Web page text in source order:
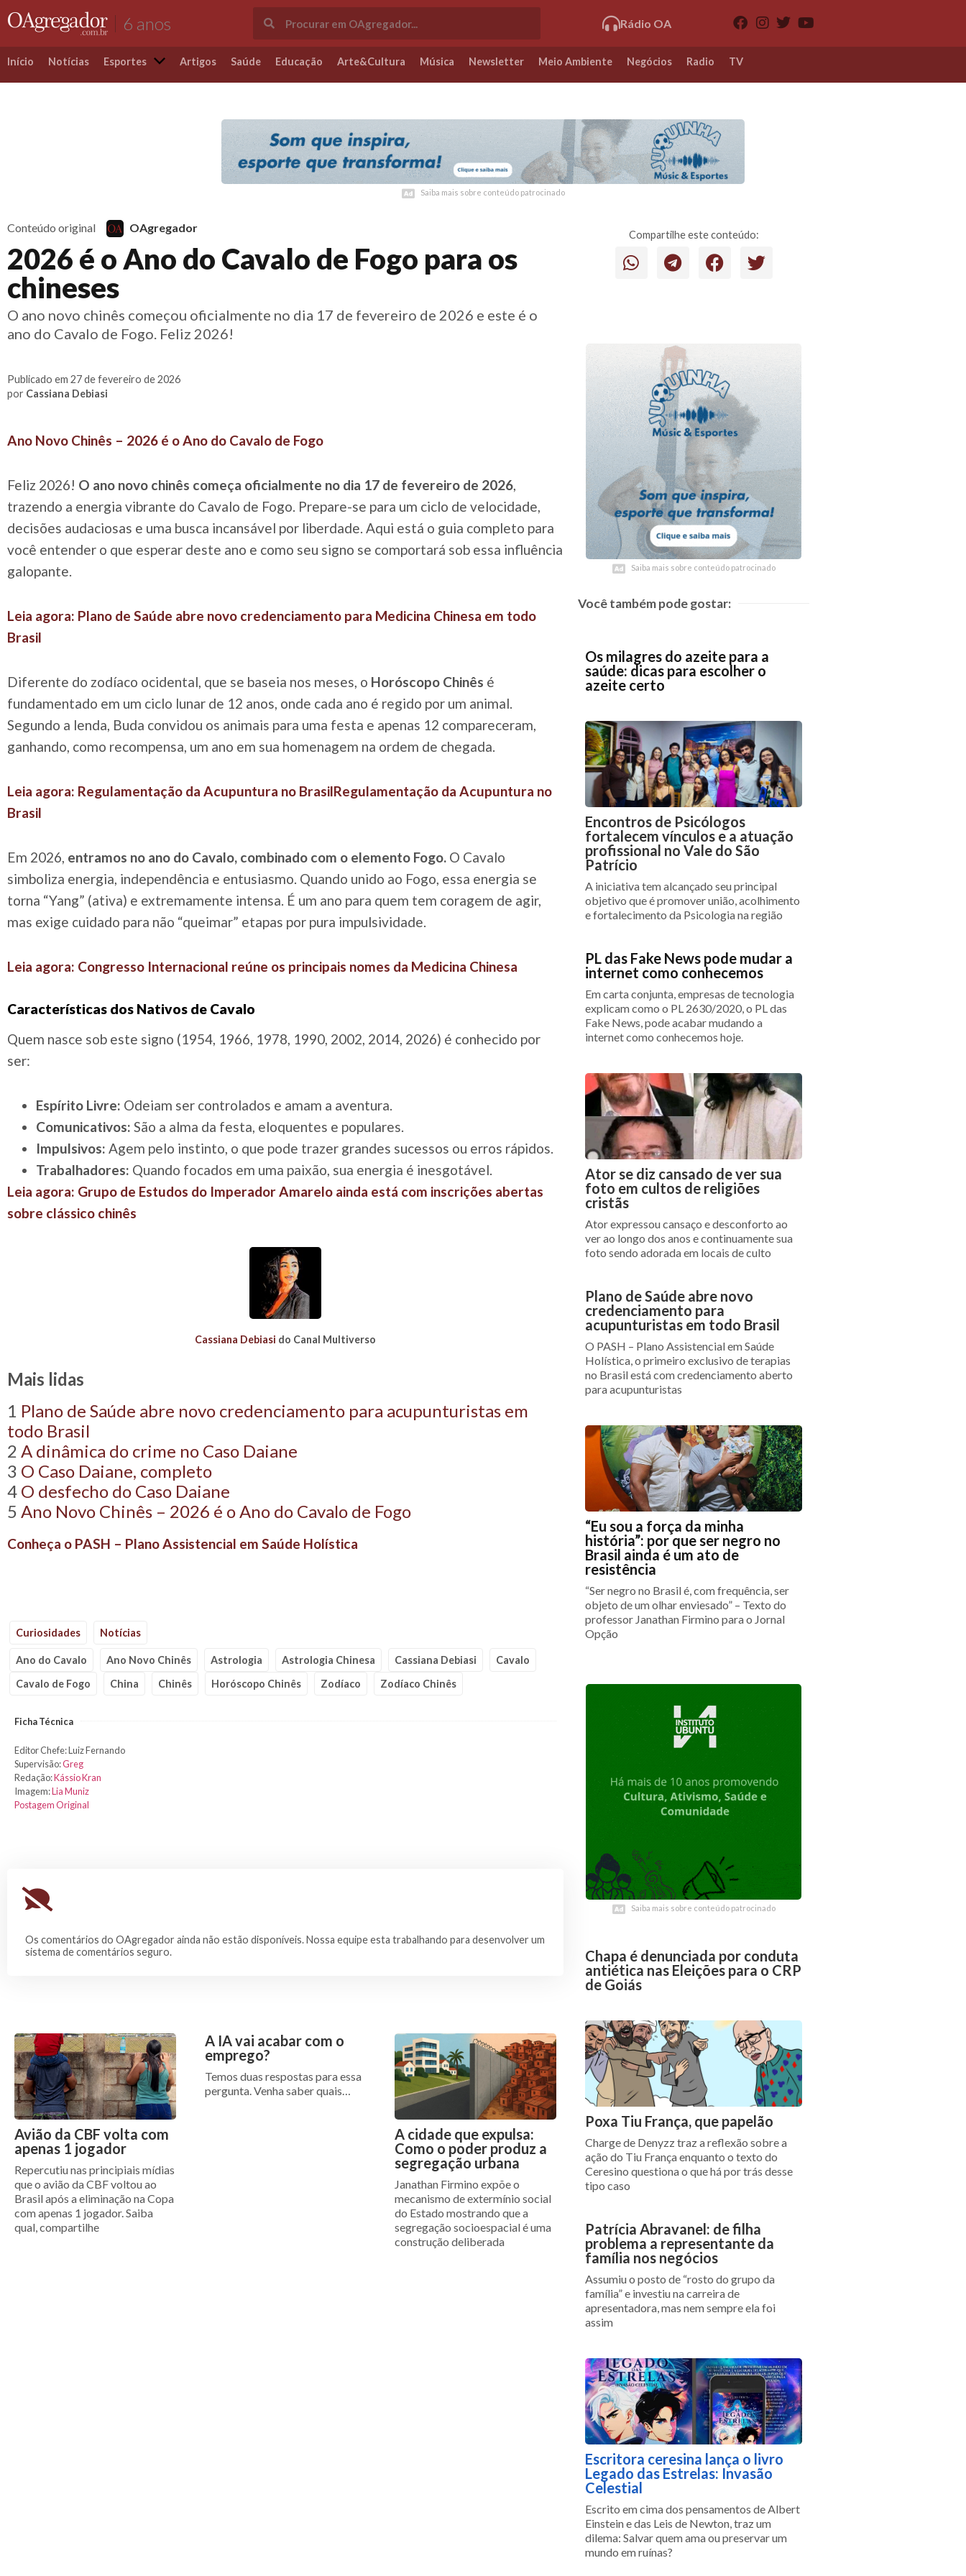
6 anos Rádio OA
Início Notícias Esportes Artigos Saúde Educação Arte&Cultura Música Newsletter Meio Ambiente Negócios Radio TV
Saiba mais sobre conteúdo patrocinado
Saiba mais sobre conteúdo patrocinado
Conteúdo original OAgregador
2026 é o Ano do Cavalo de Fogo para os
chineses
O ano novo chinês começou oficialmente no dia 17 de fevereiro de 2026 e este é o
ano do Cavalo de Fogo. Feliz 2026!
Publicado em 27 de fevereiro de 2026
por Cassiana Debiasi
Ano Novo Chinês – 2026 é o Ano do Cavalo de Fogo
Feliz 2026! O ano novo chinês começa oficialmente no dia 17 de fevereiro de 2026,
trazendo a energia vibrante do Cavalo de Fogo. Prepare-se para um ciclo de velocidade,
decisões audaciosas e uma busca incansável por liberdade. Aqui está o guia completo para
você entender o que esperar deste ano e como seu signo se comportará sob essa influência
galopante.
Leia agora: Plano de Saúde abre novo credenciamento para Medicina Chinesa em todo
Brasil
Diferente do zodíaco ocidental, que se baseia nos meses, o Horóscopo Chinês é
fundamentado em um ciclo lunar de 12 anos, onde cada ano é regido por um animal.
Segundo a lenda, Buda convidou os animais para uma festa e apenas 12 compareceram,
ganhando, como recompensa, um ano em sua homenagem na ordem de chegada.
Leia agora: Regulamentação da Acupuntura no BrasilRegulamentação da Acupuntura no
Brasil
Em 2026, entramos no ano do Cavalo, combinado com o elemento Fogo. O Cavalo
simboliza energia, independência e entusiasmo. Quando unido ao Fogo, essa energia se
torna “Yang” (ativa) e extremamente intensa. É um ano para quem tem coragem de agir,
mas exige cuidado para não “queimar” etapas por pura impulsividade.
Leia agora: Congresso Internacional reúne os principais nomes da Medicina Chinesa
Características dos Nativos de Cavalo
Quem nasce sob este signo (1954, 1966, 1978, 1990, 2002, 2014, 2026) é conhecido por
ser:
Espírito Livre: Odeiam ser controlados e amam a aventura.
Comunicativos: São a alma da festa, eloquentes e populares.
Impulsivos: Agem pelo instinto, o que pode trazer grandes sucessos ou erros rápidos.
Trabalhadores: Quando focados em uma paixão, sua energia é inesgotável.
Leia agora: Grupo de Estudos do Imperador Amarelo ainda está com inscrições abertas
sobre clássico chinês
Cassiana Debiasi do Canal Multiverso
Mais lidas
1 Plano de Saúde abre novo credenciamento para acupunturistas em
todo Brasil
2 A dinâmica do crime no Caso Daiane
3 O Caso Daiane, completo
4 O desfecho do Caso Daiane
5 Ano Novo Chinês – 2026 é o Ano do Cavalo de Fogo
Conheça o PASH – Plano Assistencial em Saúde Holística
Curiosidades Notícias
Ano do Cavalo Ano Novo Chinês Astrologia Astrologia Chinesa Cassiana Debiasi
Cavalo
Cavalo de Fogo
China Chinês Horóscopo Chinês Zodíaco Zodíaco Chinês
Ficha Técnica
Editor Chefe: Luiz Fernando
Supervisão:Greg
Redação:Kássio Kran
Imagem:Lia Muniz
Postagem Original
Os comentários do OAgregador ainda não estão disponíveis. Nossa equipe esta trabalhando para desenvolver um
sistema de comentários seguro.
Avião da CBF volta com
apenas 1 jogador
Repercutiu nas principiais mídias
que o avião da CBF voltou ao
Brasil após a eliminação na Copa
com apenas 1 jogador. Saiba
qual, compartilhe
A IA vai acabar com o
emprego?
Temos duas respostas para essa
pergunta. Venha saber quais…
A cidade que expulsa:
Como o poder produz a
segregação urbana
Janathan Firmino expõe o
mecanismo de extermínio social
do Estado mostrando que a
segregação socioespacial é uma
construção deliberada
Compartilhe este conteúdo:
Saiba mais sobre conteúdo patrocinado
Saiba mais sobre conteúdo patrocinado
Você também pode gostar:
Os milagres do azeite para a
saúde: dicas para escolher o
azeite certo
Encontros de Psicólogos
fortalecem vínculos e a atuação
profissional no Vale do São
Patrício
A iniciativa tem alcançado seu principal
objetivo que é promover união, acolhimento
e fortalecimento da Psicologia na região
PL das Fake News pode mudar a
internet como conhecemos
Em carta conjunta, empresas de tecnologia
explicam como o PL 2630/2020, o PL das
Fake News, pode acabar mudando a
internet como conhecemos hoje.
Ator se diz cansado de ver sua
foto em cultos de religiões
cristãs
Ator expressou cansaço e desconforto ao
ver ao longo dos anos e continuamente sua
foto sendo adorada em locais de culto
Plano de Saúde abre novo
credenciamento para
acupunturistas em todo Brasil
O PASH – Plano Assistencial em Saúde
Holística, o primeiro exclusivo de terapias
no Brasil está com credenciamento aberto
para acupunturistas
“Eu sou a força da minha
história”: por que ser negro no
Brasil ainda é um ato de
resistência
“Ser negro no Brasil é, com frequência, ser
objeto de um olhar enviesado” – Texto do
professor Janathan Firmino para o Jornal
Opção
Saiba mais sobre conteúdo patrocinado
Saiba mais sobre conteúdo patrocinado
Chapa é denunciada por conduta
antiética nas Eleições para o CRP
de Goiás
Poxa Tiu França, que papelão
Charge de Denyzz traz a reflexão sobre a
ação do Tiu França enquanto o texto do
Ceresino questiona o que há por trás desse
tipo caso
Patrícia Abravanel: de filha
problema a representante da
família nos negócios
Assumiu o posto de “rosto do grupo da
família” e investiu na carreira de
apresentadora, mas nem sempre ela foi
assim
Escritora ceresina lança o livro
Legado das Estrelas: Invasão
Celestial
Escrito em cima dos pensamentos de Albert
Einstein e das Leis de Newton, traz um
dilema: Salvar quem ama ou preservar um
mundo em ruínas?